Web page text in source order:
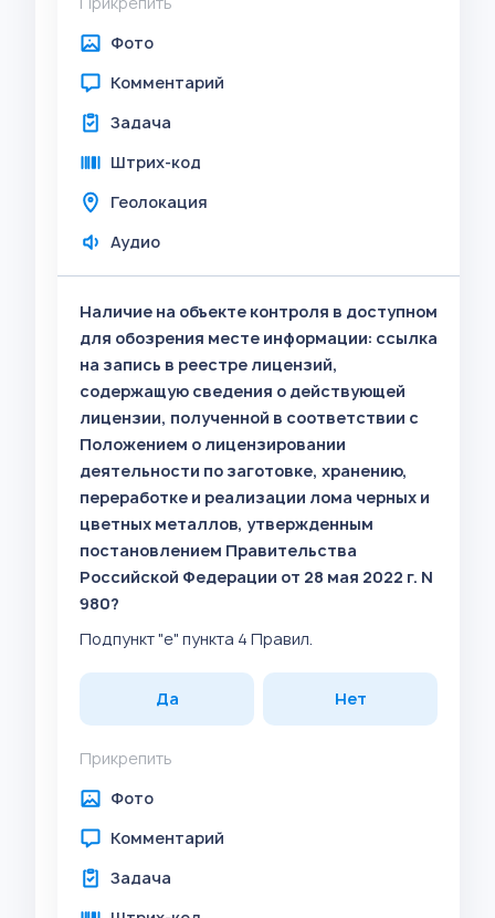
Фото
Комментарий
Задача
Штрих-код
Геолокация
Аудио
Наличие на объекте контроля в доступном
для обозрения месте информации: ссылка
на запись в реестре лицензий,
содержащую сведения о действующей
лицензии, полученной в соответствии с
Положением о лицензировании
деятельности по заготовке, хранению,
переработке и реализации лома черных и
цветных металлов, утвержденным
постановлением Правительства
Российской Федерации от 28 мая 2022 г. N
980?
Подпункт "е" пункта 4 Правил.
Да Нет
Прикрепить
Фото
Комментарий
Задача